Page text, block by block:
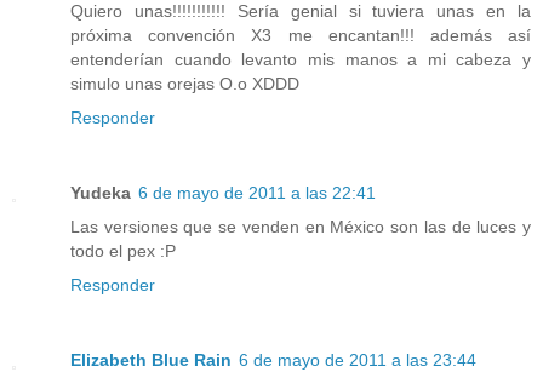
Quiero unas!!!!!!!!!!! Sería genial si tuviera unas en la
próxima convención X3 me encantan!!! además así
entenderían cuando levanto mis manos a mi cabeza y
simulo unas orejas O.o XDDD
Responder
Yudeka 6 de mayo de 2011 a las 22:41
Las versiones que se venden en México son las de luces y
todo el pex :P
Responder
Elizabeth Blue Rain 6 de mayo de 2011 a las 23:44